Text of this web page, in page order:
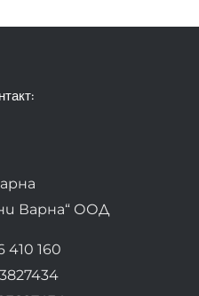
Варна“ ООД
410 160